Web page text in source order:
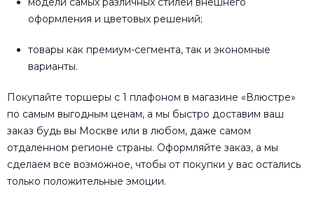
оформления и цветовых решений;
товары как премиум-сегмента, так и экономные
варианты.
Покупайте торшеры с 1 плафоном в магазине «Влюстре»
по самым выгодным ценам, а мы быстро доставим ваш
заказ будь вы Москве или в любом, даже самом
отдаленном регионе страны. Оформляйте заказ, а мы
сделаем все возможное, чтобы от покупки у вас остались
только положительные эмоции.